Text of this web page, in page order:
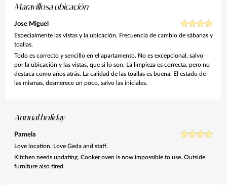
Maravillosa ubicación
Jose Miguel
Especialmente las vistas y la ubicación. Frecuencia de cambio de sábanas y
toallas.
Todo es correcto y sencillo en el apartamento. No es excepcional, salvo
por la ubicación y las vistas, que si lo son. La limpieza es correcta, pero no
destaca como años atrás. La calidad de las toallas es buena. El estado de
las mismas, desmerece un poco, salvo las iniciales.
Annual holiday
Pamela
Love location. Love Geda and staff.
Kitchen needs updating. Cooker oven is now impossible to use. Outside
furniture also tired.